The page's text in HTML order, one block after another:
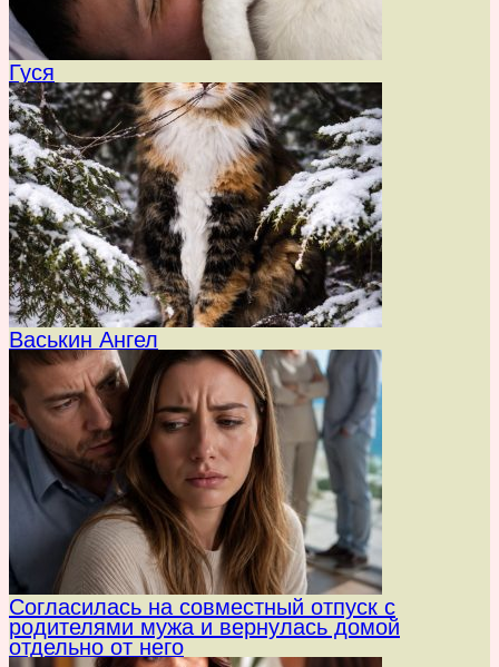
Гуся
Васькин Ангел
Согласилась на совместный отпуск с
родителями мужа и вернулась домой
отдельно от него